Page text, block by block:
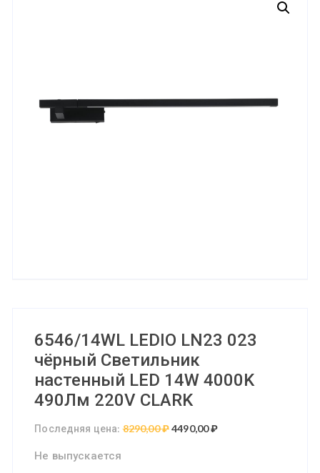
6546/14WL LEDIO LN23 023
чёрный Светильник
настенный LED 14W 4000K
490Лм 220V CLARK
Последняя цена:8290,00₽Первоначальная
4490,00₽Текущая
Не выпускается